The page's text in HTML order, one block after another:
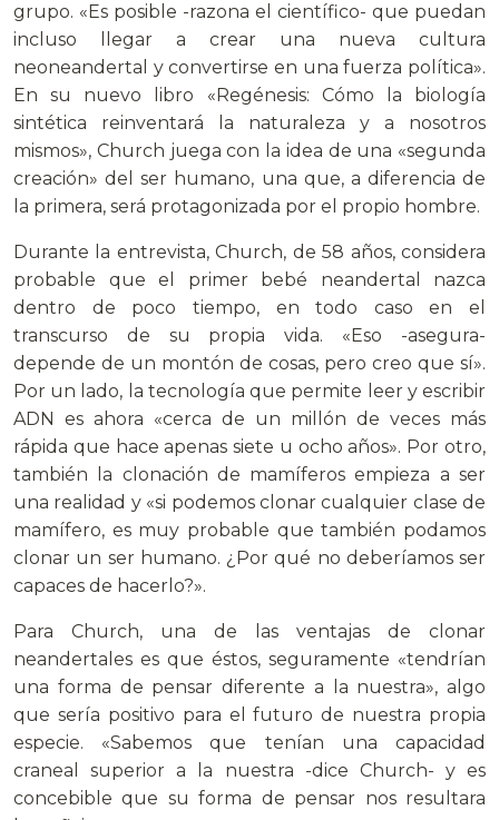
grupo. «Es posible -razona el científico- que puedan
incluso llegar a crear una nueva cultura
neoneandertal y convertirse en una fuerza política».
En su nuevo libro «Regénesis: Cómo la biología
sintética reinventará la naturaleza y a nosotros
mismos», Church juega con la idea de una «segunda
creación» del ser humano, una que, a diferencia de
la primera, será protagonizada por el propio hombre.
Durante la entrevista, Church, de 58 años, considera
probable que el primer bebé neandertal nazca
dentro de poco tiempo, en todo caso en el
transcurso de su propia vida. «Eso -asegura-
depende de un montón de cosas, pero creo que sí».
Por un lado, la tecnología que permite leer y escribir
ADN es ahora «cerca de un millón de veces más
rápida que hace apenas siete u ocho años». Por otro,
también la clonación de mamíferos empieza a ser
una realidad y «si podemos clonar cualquier clase de
mamífero, es muy probable que también podamos
clonar un ser humano. ¿Por qué no deberíamos ser
capaces de hacerlo?».
Para Church, una de las ventajas de clonar
neandertales es que éstos, seguramente «tendrían
una forma de pensar diferente a la nuestra», algo
que sería positivo para el futuro de nuestra propia
especie. «Sabemos que tenían una capacidad
craneal superior a la nuestra -dice Church- y es
concebible que su forma de pensar nos resultara